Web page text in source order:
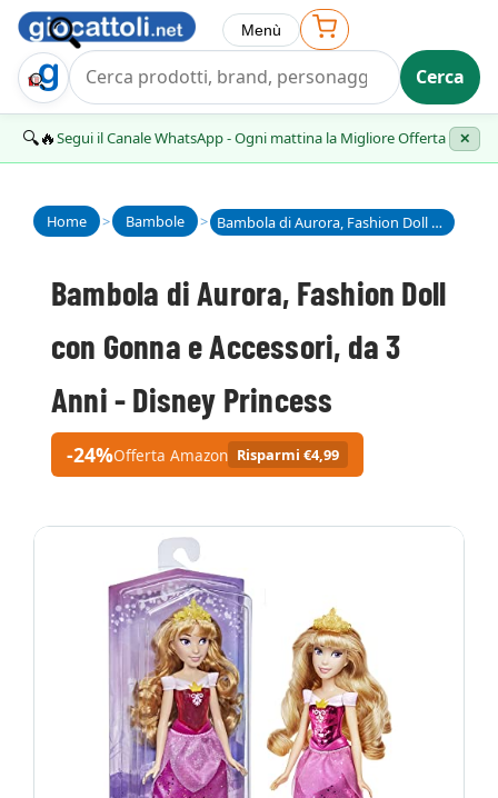
Trova Regalo Cerca
Menù
🔍🔥Segui il Canale WhatsApp - Ogni mattina la Migliore Offerta ✕
Home > Bambole > Bambola di Aurora, Fashion Doll con Gonna e Accessori, da 3 Anni - Disney Princess
Bambola di Aurora, Fashion Doll
con Gonna e Accessori, da 3
Anni - Disney Princess
-24%Offerta Amazon Risparmi €4,99